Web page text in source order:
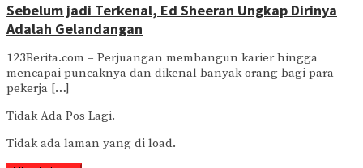
Sebelum jadi Terkenal, Ed Sheeran Ungkap Dirinya
Adalah Gelandangan
123Berita.com – Perjuangan membangun karier hingga
mencapai puncaknya dan dikenal banyak orang bagi para
pekerja […]
Tidak Ada Pos Lagi.
Tidak ada laman yang di load.